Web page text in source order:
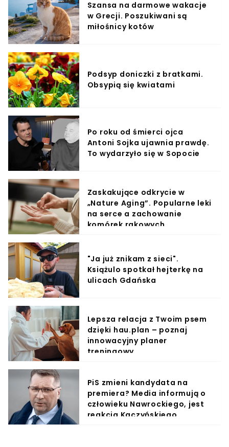
Szansa na darmowe wakacje
w Grecji. Poszukiwani są
miłośnicy kotów
Podsyp doniczki z bratkami.
Obsypią się kwiatami
Po roku od śmierci ojca
Antoni Sojka ujawnia prawdę.
To wydarzyło się w Sopocie
Zaskakujące odkrycie w
„Nature Aging”. Popularne leki
na serce a zachowanie
komórek rakowych
"Ja już znikam z sieci".
Książulo spotkał hejterkę na
ulicach Gdańska
Lepsza relacja z Twoim psem
dzięki hau.plan – poznaj
innowacyjny planer
treningowy
PiS zmieni kandydata na
premiera? Media informują o
człowieku Nawrockiego, jest
reakcja Kaczyńskiego